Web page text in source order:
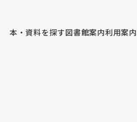
本・資料を探す図書館案内利用案内